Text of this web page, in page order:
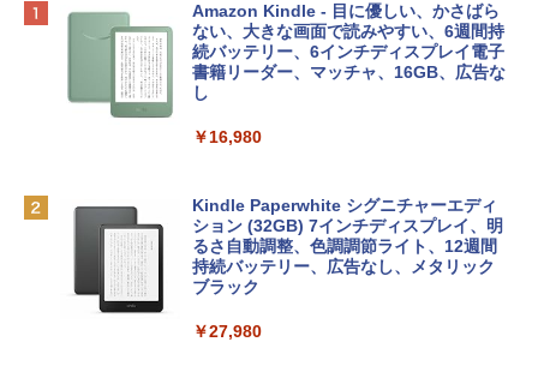
Apple 2026 MacBook Neo A18 Proチッ
プ搭載13インチノートブック：AIとAppl
e Intelligenceのために設計、Liquid Ret
inaディスプレイ、8GBユニファイドメモ
リ、256GB SSDストレージ、1080p Fac
tomtoc 360°保護 15.6 16インチ パソコ
ンケース Dell NEC Lavie ASUS HP dyna
book Lenovo対応
Robloxギフトカード - 800 Robux 【限
定バーチャルアイテムを含む】 【オンラ
インゲームコード】 ロブロックス | オン
ラインコード版
定バーチャルアイテムを含む】 【オンラ
インゲームコード】 ロブロックス | オン
ラインコード版
￥3,200
生成AIパスポート公式テキスト 第４版
￥1,766
￥1,292
非エンジニア 初心者 素人 でも安心 使い
Amazon Kindle - 目に優しい、かさばら
ない、大きな画面で読みやすい、6週間持
続バッテリー、6インチディスプレイ電子
書籍リーダー、マッチャ、16GB、広告な
し
￥16,980
Kindle Paperwhite シグニチャーエディ
ション (32GB) 7インチディスプレイ、明
るさ自動調整、色調調節ライト、12週間
持続バッテリー、広告なし、メタリック
ブラック
￥27,980